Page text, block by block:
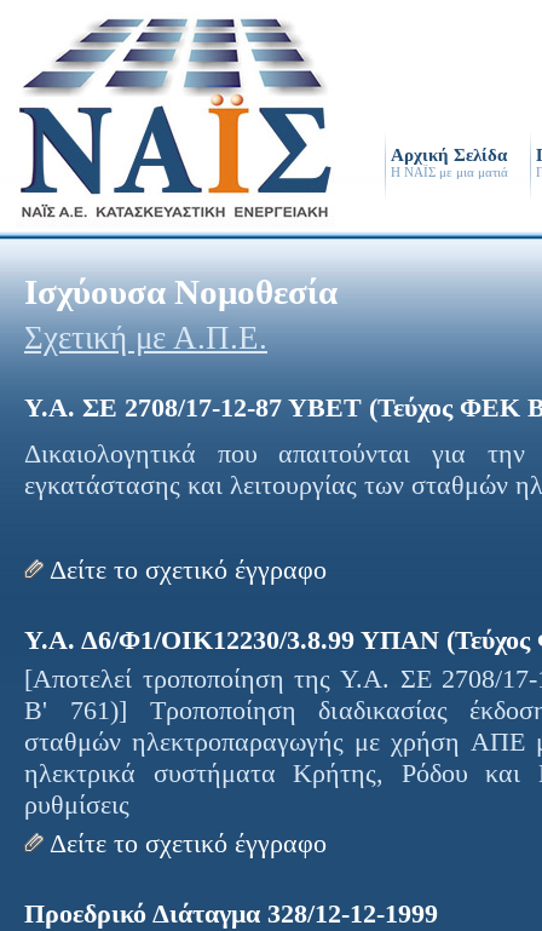
Αρχική Σελίδα
Η ΝΑΪΣ με μια ματιά
Ισχύουσα Νομοθεσία
Σχετική με Α.Π.Ε.
Υ.Α. ΣΕ 2708/17-12-87 ΥΒΕΤ (Τεύχος ΦΕΚ
Δικαιολογητικά που απαιτούνται για
εγκατάστασης και λειτουργίας των σταθμών
Δείτε το σχετικό έγγραφο
Υ.Α. Δ6/Φ1/ΟΙΚ12230/3.8.99 ΥΠΑΝ (Τεύχος
[Αποτελεί τροποποίηση της Υ.Α. ΣΕ 2708/
Β' 761)] Τροποποίηση διαδικασίας
σταθμών ηλεκτροπαραγωγής με χρήση ΑΠΕ
ηλεκτρικά συστήματα Κρήτης, Ρόδου
ρυθμίσεις
Δείτε το σχετικό έγγραφο
Προεδρικό Διάταγμα 328/12-12-1999